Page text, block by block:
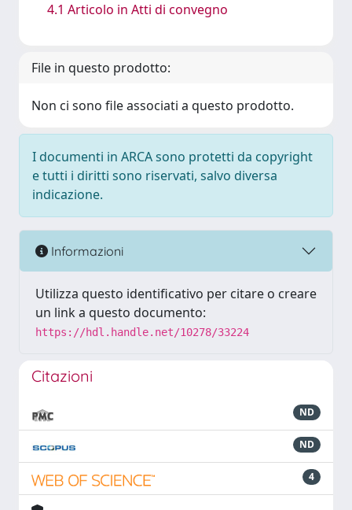
4.1 Articolo in Atti di convegno
File in questo prodotto:
Non ci sono file associati a questo prodotto.
I documenti in ARCA sono protetti da copyright
e tutti i diritti sono riservati, salvo diversa
indicazione.
Informazioni
Utilizza questo identificativo per citare o creare
un link a questo documento:
https://hdl.handle.net/10278/33224
Citazioni
ND
ND
4